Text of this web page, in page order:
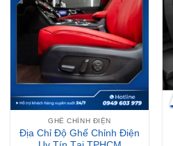
GHẾ CHỈNH ĐIỆN
Địa Chỉ Độ Ghế Chỉnh Điện